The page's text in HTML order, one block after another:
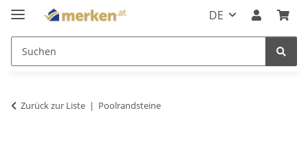
DE
Zurück zur Liste Poolrandsteine